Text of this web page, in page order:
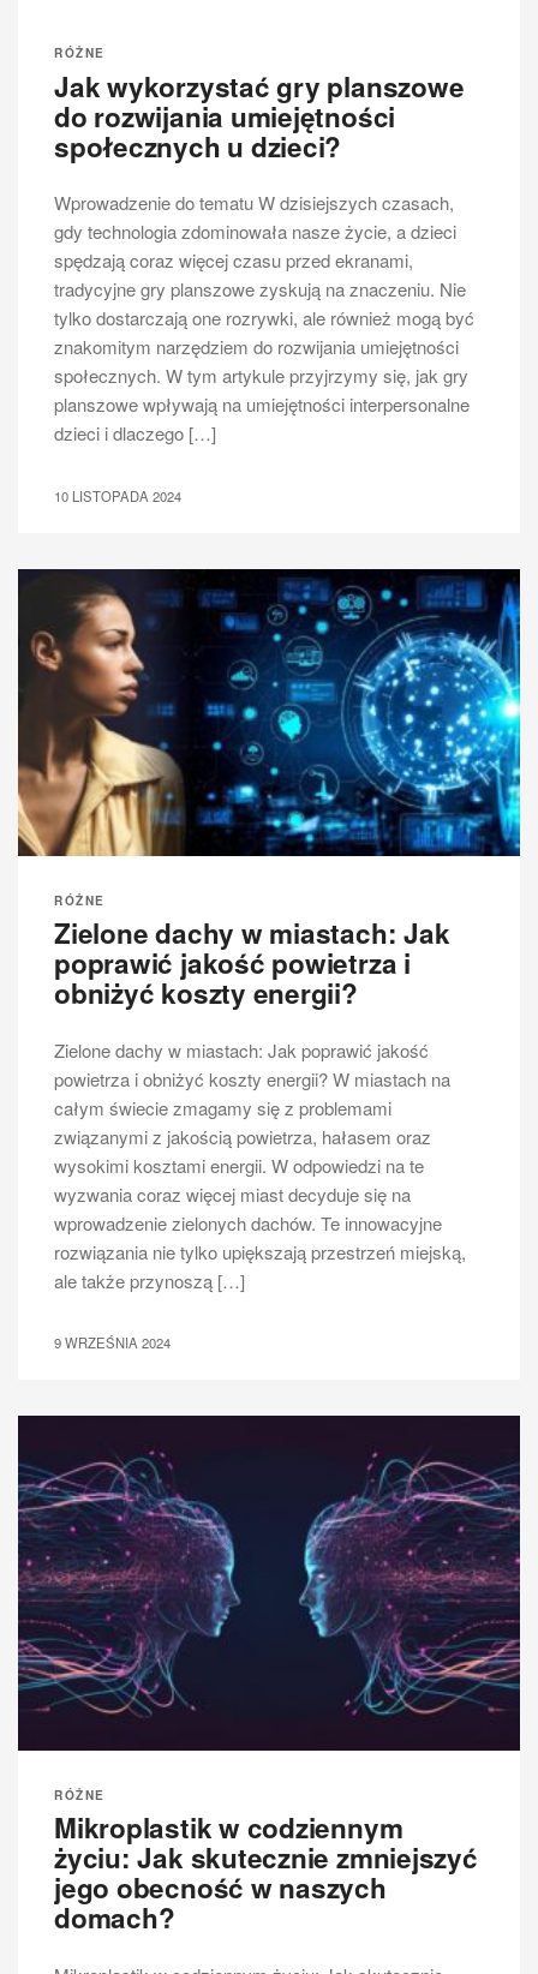
RÓŻNE
Jak wykorzystać gry planszowe
do rozwijania umiejętności
społecznych u dzieci?
Wprowadzenie do tematu W dzisiejszych czasach,
gdy technologia zdominowała nasze życie, a dzieci
spędzają coraz więcej czasu przed ekranami,
tradycyjne gry planszowe zyskują na znaczeniu. Nie
tylko dostarczają one rozrywki, ale również mogą być
znakomitym narzędziem do rozwijania umiejętności
społecznych. W tym artykule przyjrzymy się, jak gry
planszowe wpływają na umiejętności interpersonalne
dzieci i dlaczego […]
10 LISTOPADA 2024
RÓŻNE
Zielone dachy w miastach: Jak
poprawić jakość powietrza i
obniżyć koszty energii?
Zielone dachy w miastach: Jak poprawić jakość
powietrza i obniżyć koszty energii? W miastach na
całym świecie zmagamy się z problemami
związanymi z jakością powietrza, hałasem oraz
wysokimi kosztami energii. W odpowiedzi na te
wyzwania coraz więcej miast decyduje się na
wprowadzenie zielonych dachów. Te innowacyjne
rozwiązania nie tylko upiększają przestrzeń miejską,
ale także przynoszą […]
9 WRZEŚNIA 2024
RÓŻNE
Mikroplastik w codziennym
życiu: Jak skutecznie zmniejszyć
jego obecność w naszych
domach?